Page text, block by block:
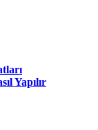
Yapılır